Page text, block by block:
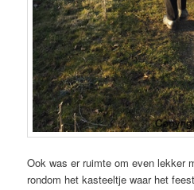
Ook was er ruimte om even lekker
rondom het kasteeltje waar het